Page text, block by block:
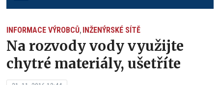
INFORMACE VÝROBCŮ, INŽENÝRSKÉ SÍTĚ
Na rozvody vody využijte
chytré materiály, ušetříte